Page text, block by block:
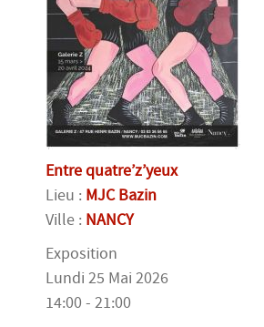
Entre quatre’z’yeux
Lieu : MJC Bazin
Ville : NANCY
Exposition
Lundi 25 Mai 2026
14:00 - 21:00